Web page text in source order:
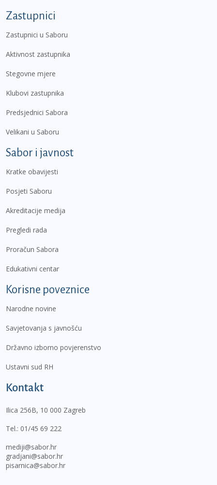
Zastupnici
Zastupnici u Saboru
Aktivnost zastupnika
Stegovne mjere
Klubovi zastupnika
Predsjednici Sabora
Velikani u Saboru
Sabor i javnost
Kratke obavijesti
Posjeti Saboru
Akreditacije medija
Pregledi rada
Proračun Sabora
Edukativni centar
Korisne poveznice
Narodne novine
Savjetovanja s javnošću
Državno izborno povjerenstvo
Ustavni sud RH
Kontakt
Ilica 256B, 10 000 Zagreb
Tel.: 01/45 69 222
mediji@sabor.hr
gradjani@sabor.hr
pisarnica@sabor.hr